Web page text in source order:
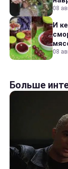
08
И
08
Больше